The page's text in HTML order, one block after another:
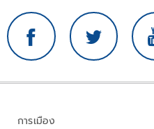
การเมือง